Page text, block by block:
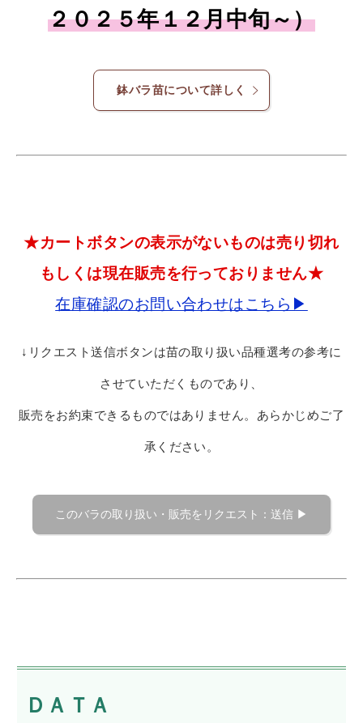
２０２５年１２月中旬～）
鉢バラ苗について詳しく
★カートボタンの表示がないものは売り切れ
もしくは現在販売を行っておりません★
在庫確認のお問い合わせはこちら▶
↓リクエスト送信ボタンは苗の取り扱い品種選考の参考に
させていただくものであり、
販売をお約束できるものではありません。あらかじめご了
承ください。
ＤＡＴＡ